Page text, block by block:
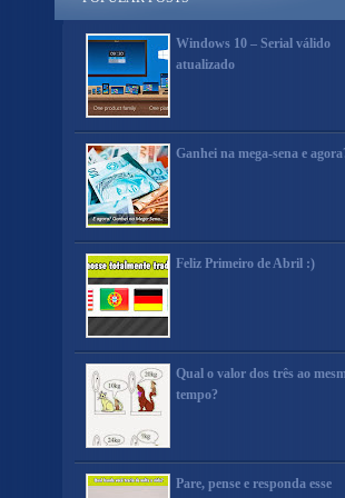
Windows 10 – Serial válido
atualizado
Ganhei na mega-sena e
Feliz Primeiro de Abril :)
Qual o valor dos três ao
tempo?
Pare, pense e responda esse